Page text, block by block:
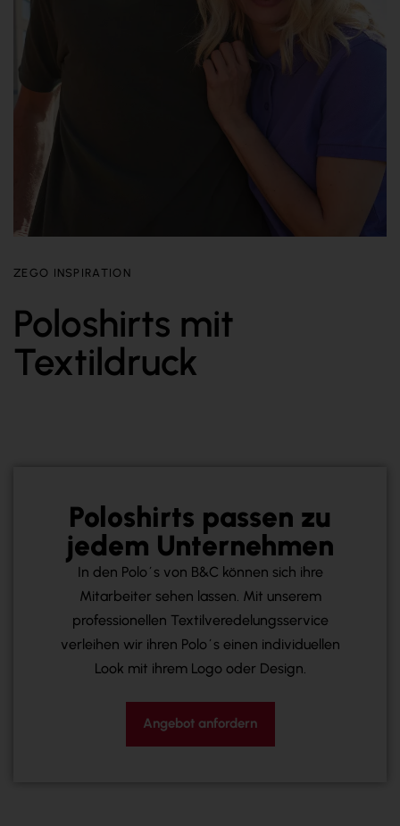
ZEGO INSPIRATION
Poloshirts mit
Textildruck
Poloshirts passen zu
jedem Unternehmen
In den Polo´s von B&C können sich ihre
Mitarbeiter sehen lassen. Mit unserem
professionellen Textilveredelungsservice
verleihen wir ihren Polo´s einen individuellen
Look mit ihrem Logo oder Design.
Angebot anfordern